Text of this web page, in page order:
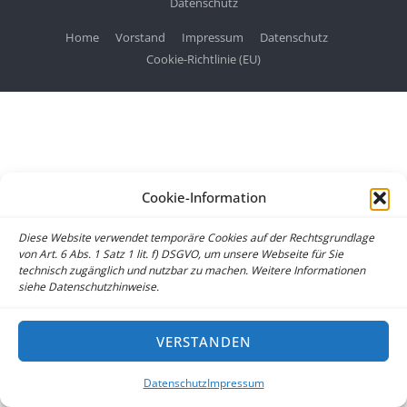
Cookie-Information
Diese Website verwendet temporäre Cookies auf der Rechtsgrundlage
von Art. 6 Abs. 1 Satz 1 lit. f) DSGVO, um unsere Webseite für Sie
technisch zugänglich und nutzbar zu machen. Weitere Informationen
siehe Datenschutzhinweise.
VERSTANDEN
DatenschutzImpressum
Home Vorstand Impressum
Datenschutz
Cookie-Richtlinie (EU)